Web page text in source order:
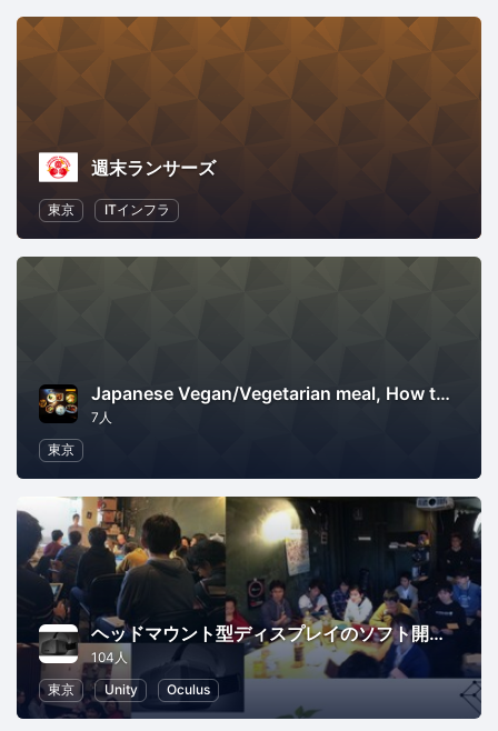
週末ランサーズ
東京 ITインフラ
Japanese Vegan/Vegetarian meal, How to Cook? Meals&Recipes!
7人
東京
ヘッドマウント型ディスプレイのソフト開発勉強会
104人
東京
Unity Oculus